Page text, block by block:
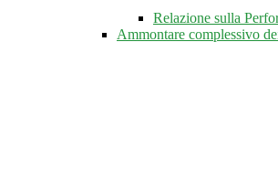
Relazione sulla
Ammontare complessivo